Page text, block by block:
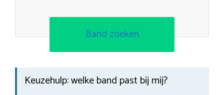
Band zoeken
Keuzehulp: welke band past bij mij?